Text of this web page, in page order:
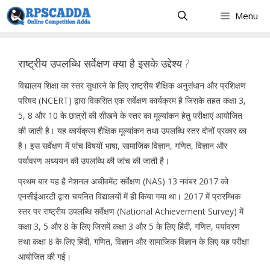
Skip
to
Menu
राष्ट्रीय उपलब्धि सर्वेक्षण क्या है इसके उद्देश्य ?
विद्यालय शिक्षा का स्तर सुधारने के लिए राष्ट्रीय शैक्षिक अनुसंधान और प्रशिक्षण
परिषद (NCERT) द्वारा विकसित एक सर्वेक्षण कार्यक्रम है जिसके तहत कक्षा 3,
5, 8 और 10 के छात्रों की सीखने के स्तर का मूल्यांकन हेतु परीक्षाएं आयोजित
की जाती है। यह कार्यक्रम शैक्षिक मूल्यांकन तथा उपलब्धि स्तर दोनों प्रकार का
है। इस सर्वेक्षण में पांच विषयों भाषा, सामाजिक विज्ञान, गणित, विज्ञान और
पर्यावरण अध्ययन की उपलब्धि की जांच की जाती है।
प्रथम बार यह है नेशनल अचीवमेंट सर्वेक्षण (NAS) 13 नवंबर 2017 को
एनसीईआरटी द्वारा चयनित विद्यालयों में ही किया गया था। 2017 में प्रारम्भिक
स्तर पर राष्ट्रीय उपलब्धि सर्वेक्षण (National Achievement Survey) में
कक्षा 3, 5 और 8 के लिए जिसमें कक्षा 3 और 5 के लिए हिंदी, गणित, पर्यावरण
तथा कक्षा 8 के लिए हिंदी, गणित, विज्ञान और सामाजिक विज्ञान के लिए यह परीक्षा
आयोजित की गई।